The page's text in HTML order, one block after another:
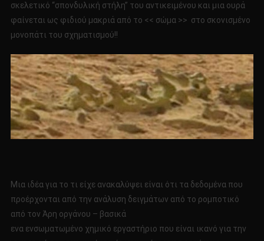
σκελετικό “σπονδυλική στήλη” του αντικειμένου και μια ουρά
φαίνεται ως φιδιού μακριά από το << σώμα >> στο σκονισμένο
μονοπάτι του σχηματισμού!!
Μια ιδέα για το τι είχε ανακαλύψει είναι ότι τα δεδομένα που
προέρχονται από την ανάλυση δειγμάτων από το ρομποτικό
από τον Άρη οργάνου – βασικά
ενα ενσωματωμένο χημικό εργαστήριο που είναι ικανό για την